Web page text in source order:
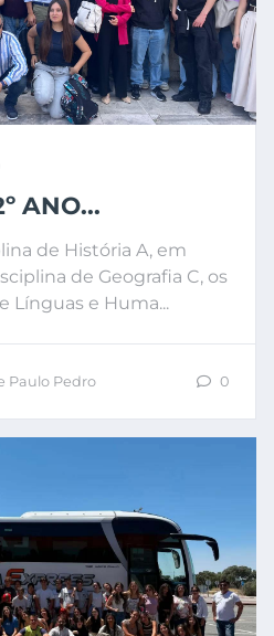
ANO...
de História A, em
de Geografia C, os
Línguas e Huma...
Paulo Pedro 0